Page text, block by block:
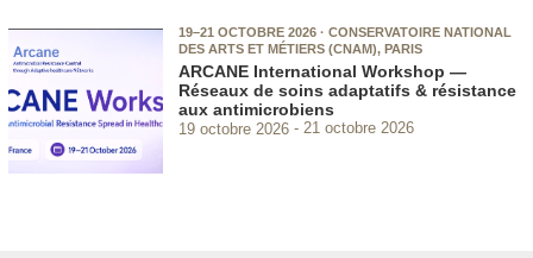
19–21 OCTOBRE 2026 · CONSERVATOIRE NATIONAL
DES ARTS ET MÉTIERS (CNAM), PARIS
ARCANE International Workshop —
Réseaux de soins adaptatifs & résistance
aux antimicrobiens
19 octobre 2026 21 octobre 2026